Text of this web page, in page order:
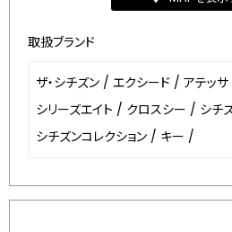
取扱ブランド
ザ・シチズン / エクシード / アテッサ
シリーズエイト / クロスシー / シチ
シチズンコレクション / キー /